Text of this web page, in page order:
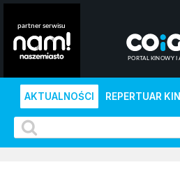
AKTUALNOŚCI REPERTUAR KIN